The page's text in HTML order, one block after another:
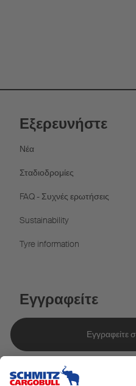
Εξερευνήστε
Νέα
Σταδιοδρομίες
FAQ - Συχνές ερωτήσεις
Sustainability
Tyre information
Εγγραφείτε